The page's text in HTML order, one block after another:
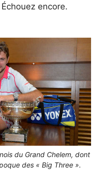
encore.
du Grand Chelem, dont
des « Big Three ».